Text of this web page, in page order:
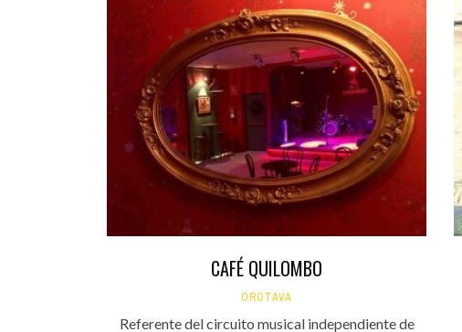
CAFÉ QUILOMBO
OROTAVA
Referente del circuito musical independiente de